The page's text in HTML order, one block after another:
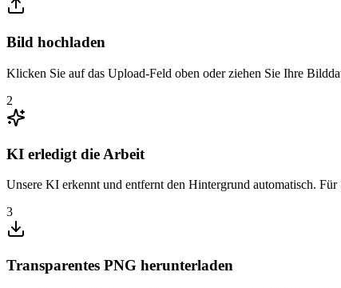
Bild hochladen
Klicken Sie auf das Upload-Feld oben oder ziehen Sie Ihre
2
KI erledigt die Arbeit
Unsere KI erkennt und entfernt den Hintergrund automatisch.
3
Transparentes PNG herunterladen